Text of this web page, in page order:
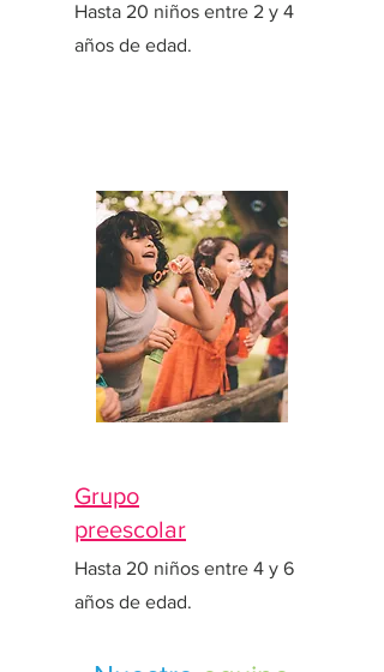
Hasta 20 niños entre 2 y 4
años de edad.
Grupo
preescolar
Hasta 20 niños entre 4 y 6
años de edad.